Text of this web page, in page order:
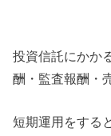
投資信託にかか
酬・監査報酬・
短期運用をする